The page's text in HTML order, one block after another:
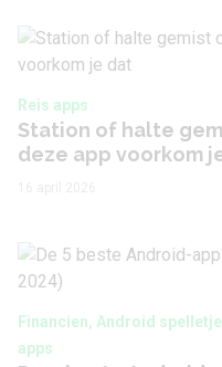
Reis apps
Station of halte
deze app voorkom
Financien, Android
apps